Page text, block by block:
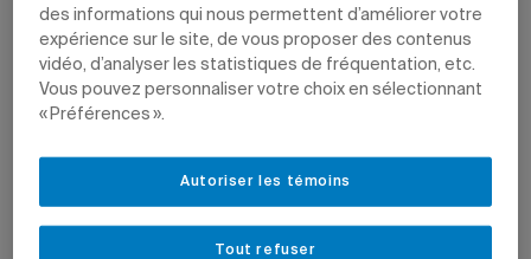
Gérer l’IA en classe
Impossible aujourd’hui d’enseigner
l’intelligence artificielle.
Noah Lebel-Turcotte parmi les
lauréats des Rendez-vous Québec
Cinéma
L’étudiant remporte le prix Coup de
cœur du jury pour son court métrage
Rizz-o-thon
des informations qui nous permettent d’améliorer votre
expérience sur le site, de vous proposer des contenus
vidéo, d’analyser les statistiques de fréquentation, etc.
Vous pouvez personnaliser votre choix en sélectionnant
« Préférences ».
Tout refuser
Autoriser les témoins